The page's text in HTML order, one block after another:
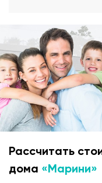
Рассчитать
дома «Марини»